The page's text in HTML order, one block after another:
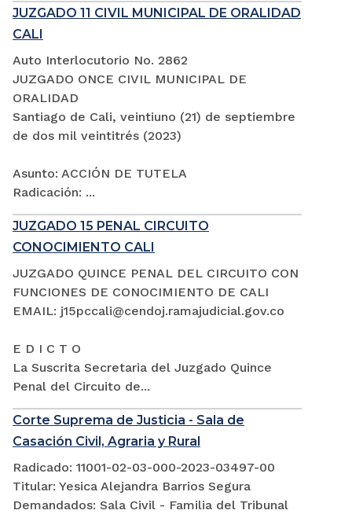
JUZGADO 11 CIVIL MUNICIPAL DE ORALIDAD
CALI
Auto Interlocutorio No. 2862
JUZGADO ONCE CIVIL MUNICIPAL DE
ORALIDAD
Santiago de Cali, veintiuno (21) de septiembre
de dos mil veintitrés (2023)
Asunto: ACCIÓN DE TUTELA
Radicación: ...
JUZGADO 15 PENAL CIRCUITO
CONOCIMIENTO CALI
JUZGADO QUINCE PENAL DEL CIRCUITO CON
FUNCIONES DE CONOCIMIENTO DE CALI
EMAIL: j15pccali@cendoj.ramajudicial.gov.co
E D I C T O
La Suscrita Secretaria del Juzgado Quince
Penal del Circuito de...
Corte Suprema de Justicia - Sala de
Casación Civil, Agraria y Rural
Radicado: 11001-02-03-000-2023-03497-00
Titular: Yesica Alejandra Barrios Segura
Demandados: Sala Civil - Familia del Tribunal